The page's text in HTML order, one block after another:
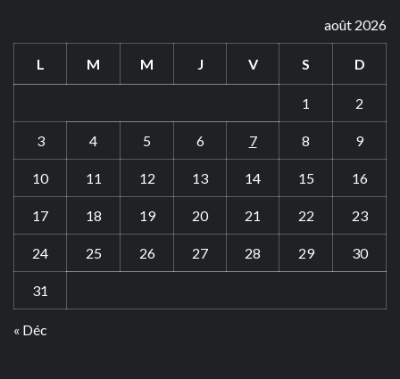
août 2026
L M M J V S D
1 2
3 4 5 6 7 8 9
10 11 12 13 14 15 16
17 18 19 20 21 22 23
24 25 26 27 28 29 30
31
« Déc